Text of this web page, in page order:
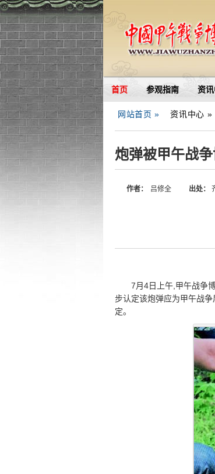
首页 参观指南 资
网站首页 » 资讯中心 »
炮弹被甲午战
作者： 吕修全 出处：
7月4日上午,甲午战争
步认定该炮弹应为甲午战
定。